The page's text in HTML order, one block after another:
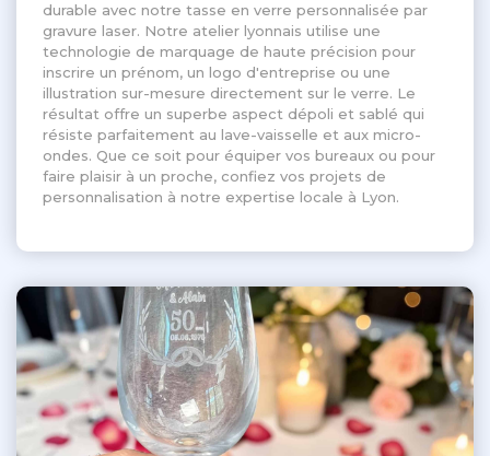
durable avec notre tasse en verre personnalisée par
gravure laser. Notre atelier lyonnais utilise une
technologie de marquage de haute précision pour
inscrire un prénom, un logo d'entreprise ou une
illustration sur-mesure directement sur le verre. Le
résultat offre un superbe aspect dépoli et sablé qui
résiste parfaitement au lave-vaisselle et aux micro-
ondes. Que ce soit pour équiper vos bureaux ou pour
faire plaisir à un proche, confiez vos projets de
personnalisation à notre expertise locale à Lyon.